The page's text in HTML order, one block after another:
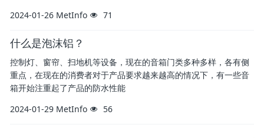
2024-01-26 MetInfo 71
什么是泡沫铝？
控制灯、窗帘、扫地机等设备，现在的音箱门类多种多样，各有侧
重点，在现在的消费者对于产品要求越来越高的情况下，有一些音
箱开始注重起了产品的防水性能
2024-01-29 MetInfo 56